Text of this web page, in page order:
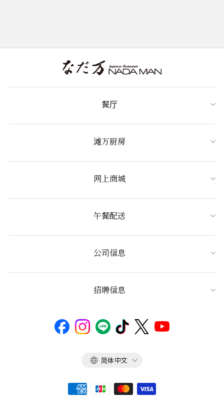
餐厅
滩万厨房
网上商城
午餐配送
公司信息
招聘信息
语
简体中文